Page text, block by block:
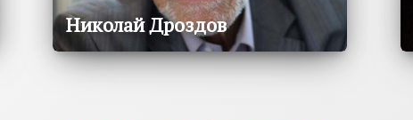
Николай Дроздов